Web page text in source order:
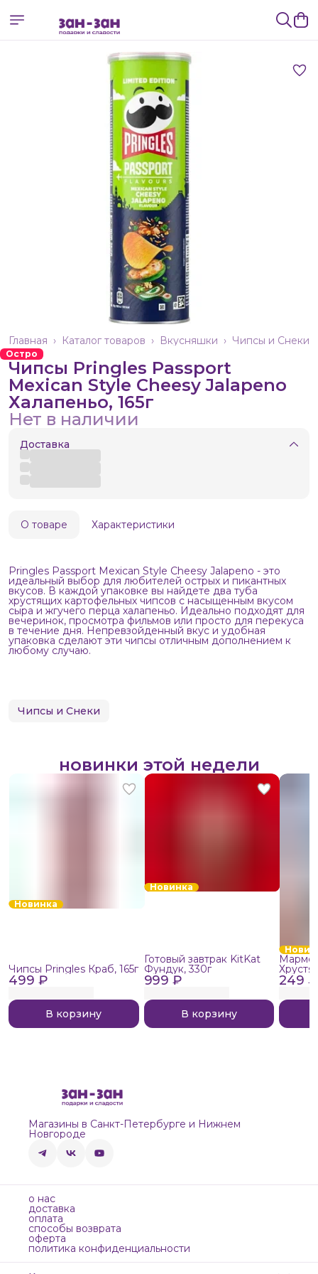
Чипсы и Снеки
Вкусняшки ›
Каталог товаров ›
Главная ›
Остро
Чипсы Pringles Passport
Mexican Style Cheesy Jalapeno
Халапеньо, 165г
Нет в наличии
Доставка
О товаре Характеристики
Pringles Passport Mexican Style Cheesy Jalapeno - это
идеальный выбор для любителей острых и пикантных
вкусов. В каждой упаковке вы найдете два туба
хрустящих картофельных чипсов с насыщенным вкусом
сыра и жгучего перца халапеньо. Идеально подходят для
вечеринок, просмотра фильмов или просто для перекуса
в течение дня. Непревзойденный вкус и удобная
упаковка сделают эти чипсы отличным дополнением к
любому случаю.
Чипсы и Снеки
новинки этой недели
Новинка
499 ₽
Чипсы Pringles Краб, 165г
В корзину
Новинка
999 ₽
Готовый завтрак KitKat
Фундук, 330г
В корзину
249 ₽
Магазины в Санкт-Петербурге и Нижнем
Новгороде
о нас
доставка
оплата
способы возврата
оферта
политика конфиденциальности